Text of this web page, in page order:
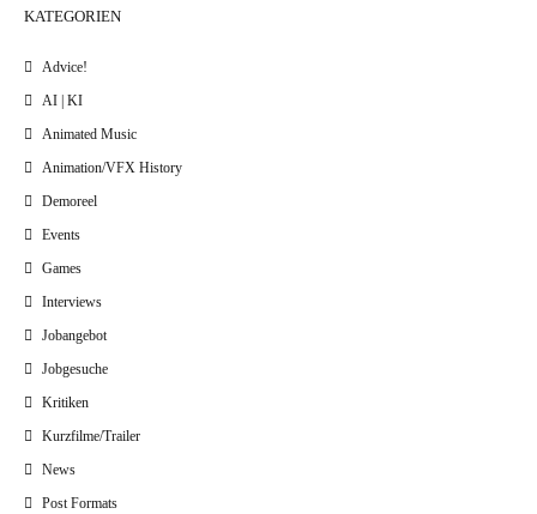
KATEGORIEN
Advice!
AI | KI
Animated Music
Animation/VFX History
Demoreel
Events
Games
Interviews
Jobangebot
Jobgesuche
Kritiken
Kurzfilme/Trailer
News
Post Formats